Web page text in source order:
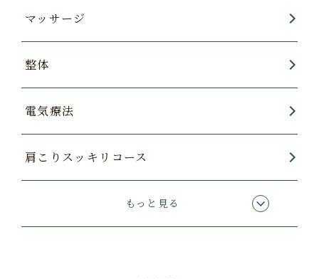
マッサージ
整体
電気療法
肩こりスッキリコース
もっと見る